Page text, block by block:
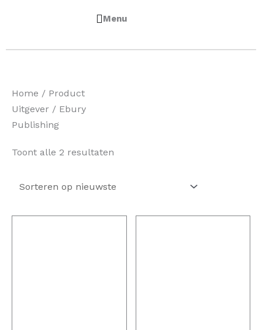
Home / Product
Uitgever / Ebury
Publishing
Toont alle 2 resultaten
nieuwste